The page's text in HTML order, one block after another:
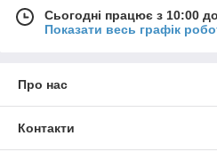
Сьогодні працює з 10:00
Показати весь графік
Про нас
Контакти